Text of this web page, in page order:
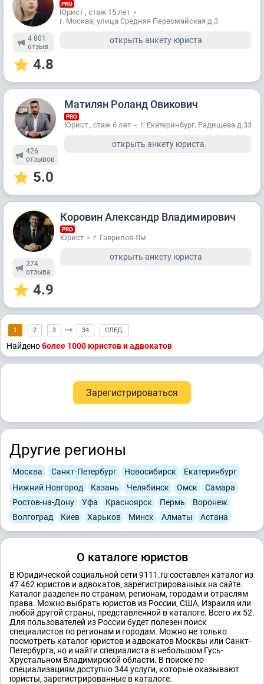
4 801
отзыв
4.8
PRO
Юрист , стаж 15 лет
г. Москва, улица Средняя Первомайская д.3
открыть анкету юриста
426
отзывов
5.0
Матилян Роланд Овикович
PRO
Юрист , стаж 6 лет г. Екатеринбург, Радищева д.33
открыть анкету юриста
274
отзывa
4.9
Коровин Александр Владимирович
PRO
Юрист г. Гаврилов-Ям
открыть анкету юриста
1 2 3 34 СЛЕД.
Найденоболее 1000 юристов и адвокатов
Зарегистрироваться
Другие регионы
Москва Санкт-Петербург Новосибирск
Екатеринбург
Нижний Новгород
Казань Челябинск Омск
Самара
Ростов-на-Дону
Уфа Красноярск Пермь
Воронеж
Волгоград
Киев Харьков Минск Алматы Астана
О каталоге юристов
В Юридической социальной сети 9111.ru составлен каталог из
47 462 юристов и адвокатов, зарегистрированных на сайте.
Каталог разделен по странам, регионам, городам и отраслям
права. Можно выбрать юристов из России, США, Израиля или
любой другой страны, представленной в каталоге. Всего их 52.
Для пользователей из России будет полезен поиск
специалистов по регионам и городам. Можно не только
посмотреть каталог юристов и адвокатов Москвы или Санкт-
Петербурга, но и найти специалиста в небольшом Гусь-
Хрустальном Владимирской области. В поиске по
специализациям доступно 344 услуги, которые оказывают
юристы, зарегистрированные в каталоге.